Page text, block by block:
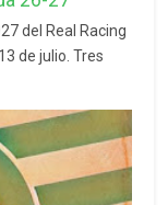
del Real Racing
de julio. Tres